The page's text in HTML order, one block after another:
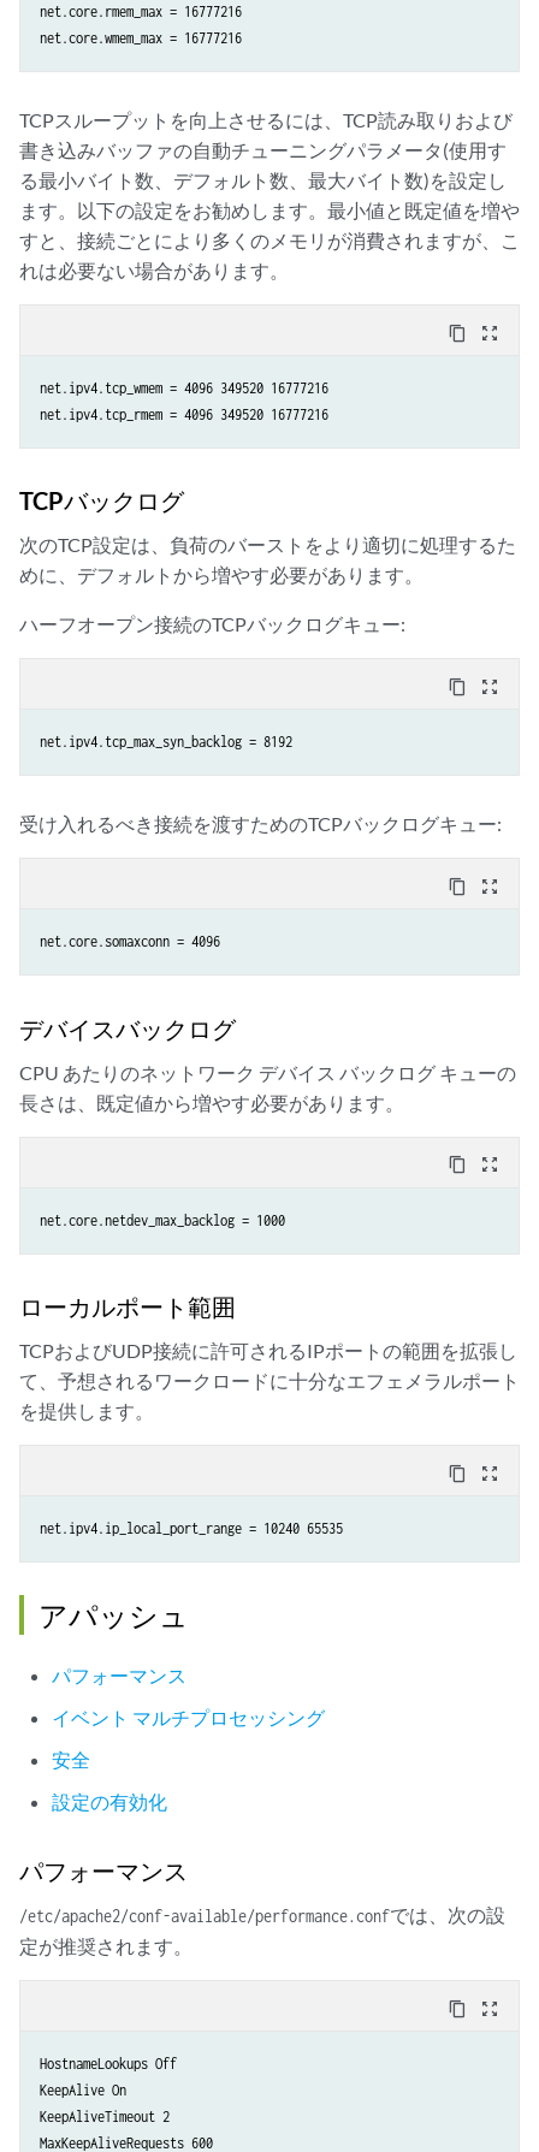
net.core.rmem_max = 16777216
net.core.wmem_max = 16777216
TCPスループットを向上させるには、TCP読み取りおよび
書き込みバッファの自動チューニングパラメータ(使用す
る最小バイト数、デフォルト数、最大バイト数)を設定し
ます。以下の設定をお勧めします。最小値と既定値を増や
すと、接続ごとにより多くのメモリが消費されますが、こ
れは必要ない場合があります。
content_copy zoom_out_map
net.ipv4.tcp_wmem = 4096 349520 16777216
net.ipv4.tcp_rmem = 4096 349520 16777216
TCPバックログ
次のTCP設定は、負荷のバーストをより適切に処理するた
めに、デフォルトから増やす必要があります。
ハーフオープン接続のTCPバックログキュー:
content_copy zoom_out_map
net.ipv4.tcp_max_syn_backlog = 8192
受け入れるべき接続を渡すためのTCPバックログキュー:
content_copy zoom_out_map
net.core.somaxconn = 4096
デバイスバックログ
CPU あたりのネットワーク デバイス バックログ キューの
長さは、既定値から増やす必要があります。
content_copy zoom_out_map
net.core.netdev_max_backlog = 1000
ローカルポート範囲
TCPおよびUDP接続に許可されるIPポートの範囲を拡張し
て、予想されるワークロードに十分なエフェメラルポート
を提供します。
content_copy zoom_out_map
net.ipv4.ip_local_port_range = 10240 65535
アパッシュ
パフォーマンス
イベント マルチプロセッシング
安全
設定の有効化
パフォーマンス
/etc/apache2/conf-available/performance.confでは、次の設
定が推奨されます。
content_copy zoom_out_map
HostnameLookups Off
KeepAlive On
KeepAliveTimeout 2
MaxKeepAliveRequests 600